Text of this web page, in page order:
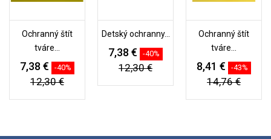
Ochranný štít
tváre...
7,38 € -40%
12,30 €
Detský ochranny...
7,38 € -40%
12,30 €
Ochranný štít
tváre...
8,41 € -43%
14,76 €